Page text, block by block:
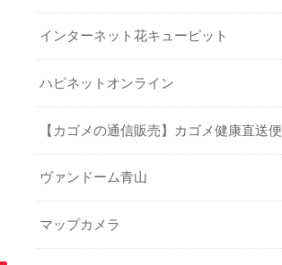
インターネット花キューピット
ハピネットオンライン
【カゴメの通信販売】カゴメ健康直送便
ヴァンドーム青山
マップカメラ